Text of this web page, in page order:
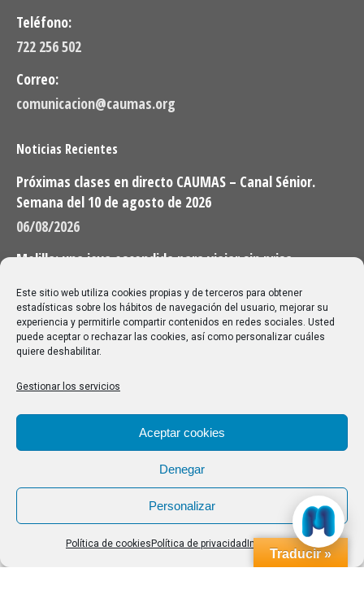
Este sitio web utiliza cookies propias y de terceros para obtener
estadísticas sobre los hábitos de navegación del usuario, mejorar su
experiencia y permitirle compartir contenidos en redes sociales. Usted
puede aceptar o rechazar las cookies, así como personalizar cuáles
quiere deshabilitar.
Gestionar los servicios
Aceptar cookies
Denegar
Personalizar
Política de cookies Política de privacidad Impressum
Teléfono:
722 256 502
Correo:
comunicacion@caumas.org
Noticias Recientes
Próximas clases en directo CAUMAS – Canal Sénior.
Semana del 10 de agosto de 2026
06/08/2026
Melilla: una joya escondida para viajar sin prisa
28/07/2026
Buscar
Buscar:
Aviso Legal|Política de privacidad|Política de cookies
Traducir »